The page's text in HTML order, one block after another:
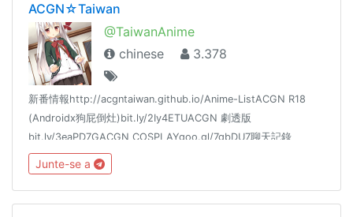
ACGN☆Taiwan
@TaiwanAnime
chinese
3.378
新番情報http://acgntaiwan.github.io/Anime-ListACGN R18
(Androidx狗屁倒灶)bit.ly/2Iy4ETUACGN 劇透版
bit.ly/3eaPD7GACGN COSPLAYgoo.gl/7gbDU7聊天記錄
goo.gl/jr036F對話統計goo.gl/fjlTSo花園推播 @dmhyrss
Junte-se a